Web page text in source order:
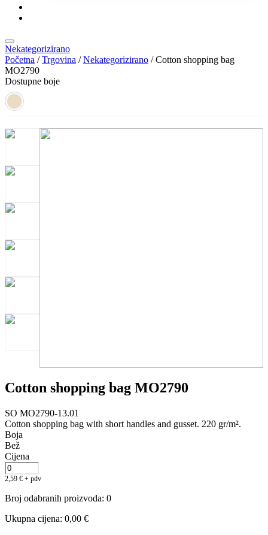
Nekategorizirano
Početna /Trgovina /Nekategorizirano / Cotton shopping bag
MO2790
Dostupne boje
Cotton shopping bag MO2790
SO MO2790-13.01
Cotton shopping bag with short handles and gusset. 220 gr/m².
Boja
Bež
Cijena
2,59 € + pdv
Broj odabranih proizvoda: 0
Ukupna cijena: 0,00 €